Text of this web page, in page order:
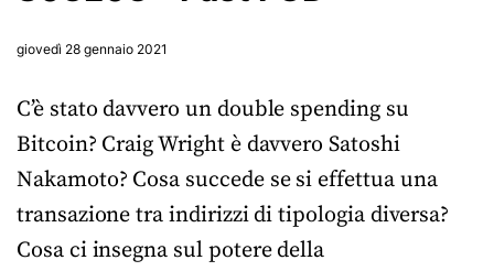
giovedì 28 gennaio 2021
C’è stato davvero un double spending su
Bitcoin? Craig Wright è davvero Satoshi
Nakamoto? Cosa succede se si effettua una
transazione tra indirizzi di tipologia diversa?
Cosa ci insegna sul potere della